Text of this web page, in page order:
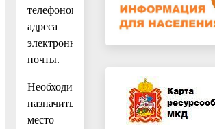
телефонов,
адреса
электронной
почты.
Необходимо
назначить
место